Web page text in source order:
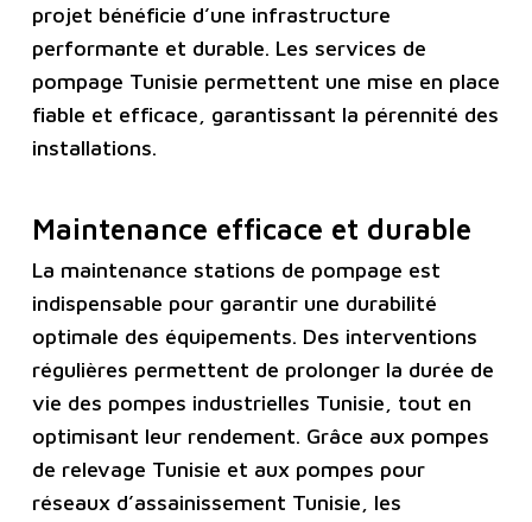
projet bénéficie d’une infrastructure
performante et durable. Les services de
pompage Tunisie permettent une mise en place
fiable et efficace, garantissant la pérennité des
installations.
Maintenance efficace et durable
La maintenance stations de pompage est
indispensable pour garantir une durabilité
optimale des équipements. Des interventions
régulières permettent de prolonger la durée de
vie des pompes industrielles Tunisie, tout en
optimisant leur rendement. Grâce aux pompes
de relevage Tunisie et aux pompes pour
réseaux d’assainissement Tunisie, les